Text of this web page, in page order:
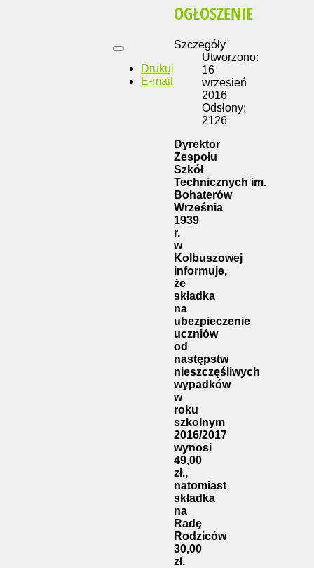
OGŁOSZENIE
Drukuj
E-mail
Szczegóły
Utworzono:
16
wrzesień
2016
Odsłony:
2126
Dyrektor
Zespołu
Szkół
Technicznych im.
Bohaterów
Września
1939
r.
w
Kolbuszowej
informuje,
że
składka
na
ubezpieczenie
uczniów
od
następstw
nieszczęśliwych
wypadków
w
roku
szkolnym
2016/2017
wynosi
49,00
zł.,
natomiast
składka
na
Radę
Rodziców
30,00
zł.